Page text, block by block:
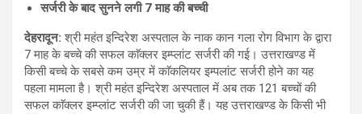
सर्जरी के बाद सुनने लगी 7 माह की बच्ची
देहरादून: श्री महंत इन्दिरेश अस्पताल के नाक कान गला रोग विभाग के द्वारा
7 माह के बच्चे की सफल काॅक्लर इम्प्लांट सर्जरी की गई। उत्तराखण्ड में
किसी बच्चे के सबसे कम उम्र में काॅकलियर इम्पलांट सर्जरी होने का यह
पहला मामला है। श्री महंत इन्दिरेश अस्पताल में अब तक 121 बच्चों की
सफल काॅक्लर इम्प्लांट सर्जरी की जा चुकी हैं। यह उत्तराखण्ड के किसी भी